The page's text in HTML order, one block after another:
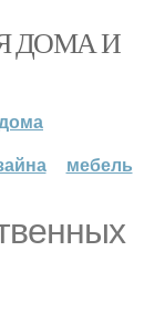
ДОМА И
мебель